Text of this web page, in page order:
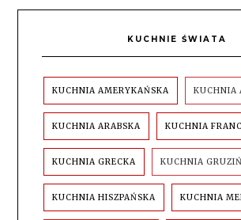
KUCHNIE ŚWIATA
KUCHNIA AMERYKAŃSKA KUCHNIA
KUCHNIA ARABSKA KUCHNIA
KUCHNIA GRECKA KUCHNIA
KUCHNIA HISZPAŃSKA KUCHNIA